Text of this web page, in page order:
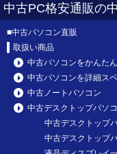
中古PC格安通販の
■中古パソコン直販
取扱い商品
中古パソコンをかんた
中古パソコンを詳細ス
中古ノートパソコン
中古デスクトップパソ
中古デスクトップ
中古デスクトップ